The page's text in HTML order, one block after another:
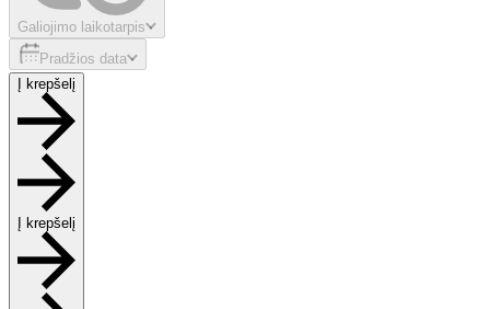
Galiojimo laikotarpis
Pradžios data
Į krepšelį
Į krepšelį